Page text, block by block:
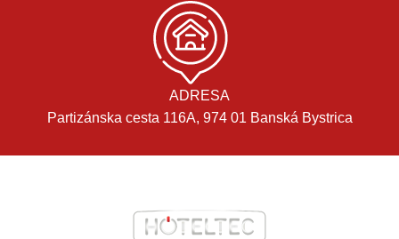
ADRESA
Partizánska cesta 116A, 974 01 Banská Bystrica